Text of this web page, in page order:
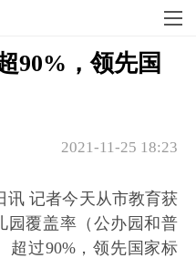
90%，领先国
2021-11-25 18:23
讯 记者今天从市教育获
园覆盖率（公办园和普
超过90%，领先国家标